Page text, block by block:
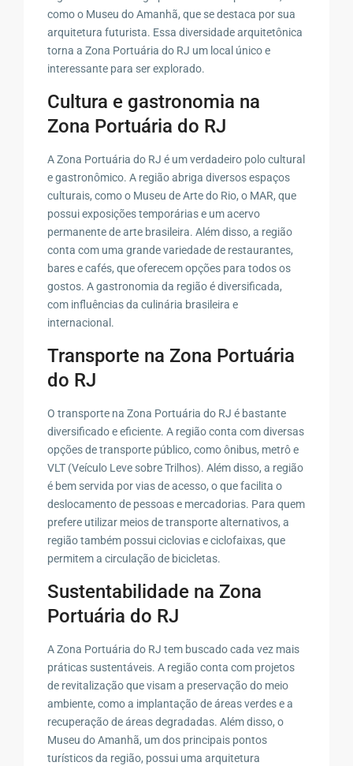
como o Museu do Amanhã, que se destaca por sua
arquitetura futurista. Essa diversidade arquitetônica
torna a Zona Portuária do RJ um local único e
interessante para ser explorado.
Cultura e gastronomia na
Zona Portuária do RJ
A Zona Portuária do RJ é um verdadeiro polo cultural
e gastronômico. A região abriga diversos espaços
culturais, como o Museu de Arte do Rio, o MAR, que
possui exposições temporárias e um acervo
permanente de arte brasileira. Além disso, a região
conta com uma grande variedade de restaurantes,
bares e cafés, que oferecem opções para todos os
gostos. A gastronomia da região é diversificada,
com influências da culinária brasileira e
internacional.
Transporte na Zona Portuária
do RJ
O transporte na Zona Portuária do RJ é bastante
diversificado e eficiente. A região conta com diversas
opções de transporte público, como ônibus, metrô e
VLT (Veículo Leve sobre Trilhos). Além disso, a região
é bem servida por vias de acesso, o que facilita o
deslocamento de pessoas e mercadorias. Para quem
prefere utilizar meios de transporte alternativos, a
região também possui ciclovias e ciclofaixas, que
permitem a circulação de bicicletas.
Sustentabilidade na Zona
Portuária do RJ
A Zona Portuária do RJ tem buscado cada vez mais
práticas sustentáveis. A região conta com projetos
de revitalização que visam a preservação do meio
ambiente, como a implantação de áreas verdes e a
recuperação de áreas degradadas. Além disso, o
Museu do Amanhã, um dos principais pontos
turísticos da região, possui uma arquitetura